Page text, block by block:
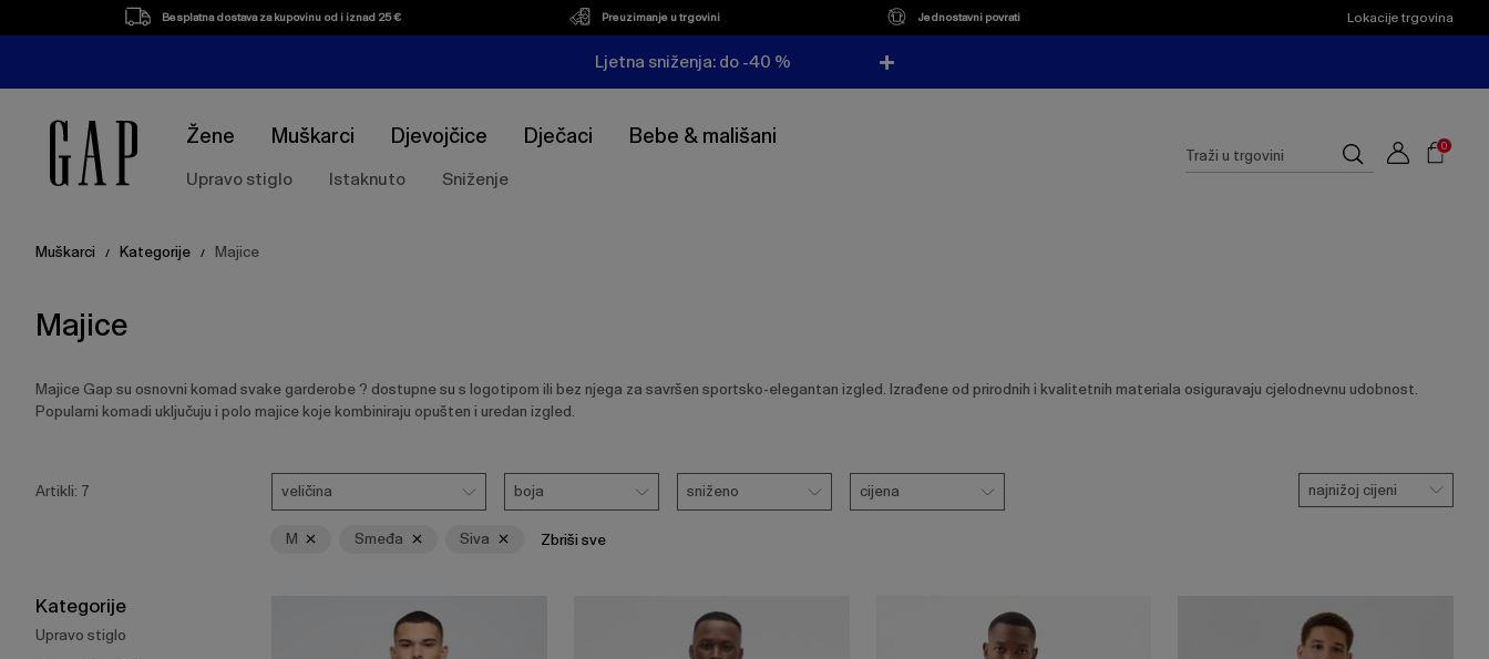
Besplatna dostava za kupovinu od i iznad 25 € Preuzimanje u trgovini Jednostavni povrati Lokacije trgovina
Ljetna sniženja: do -40 %
Žene Muškarci Djevojčice Dječaci Bebe & mališani
Upravo stiglo Istaknuto Sniženje
Suggested
site
content
Traži
u
0
Muškarci / Kategorije / Majice
Majice
Majice Gap su osnovni komad svake garderobe ? dostupne su s logotipom ili bez njega za savršen sportsko-elegantan izgled. Izrađene od prirodnih i kvalitetnih materiala osiguravaju cjelodnevnu udobnost.
Popularni komadi uključuju i polo majice koje kombiniraju opušten i uredan izgled.
tipku
širenje
izbornika.
Artikli: 7
Veličina
veličina
Boja
boja
Sniženo
sniženo
Cijena
cijena najnižoj cijeni
M Smeđa Siva Zbriši sve
Kategorije
Upravo stiglo
Popis
proizvoda